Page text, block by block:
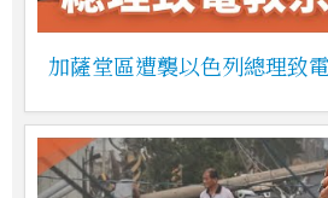
加薩堂區遭襲以色列總理致